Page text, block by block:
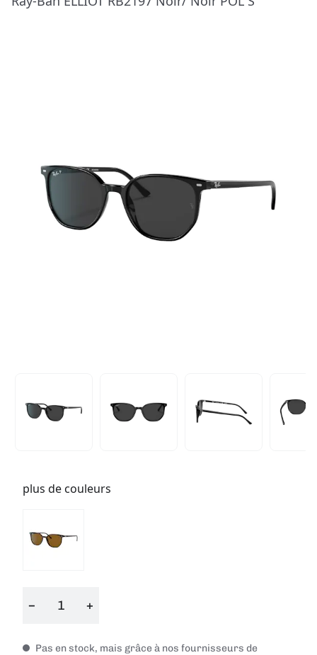
plus de couleurs
− +
Pas en stock, mais grâce à nos fournisseurs de